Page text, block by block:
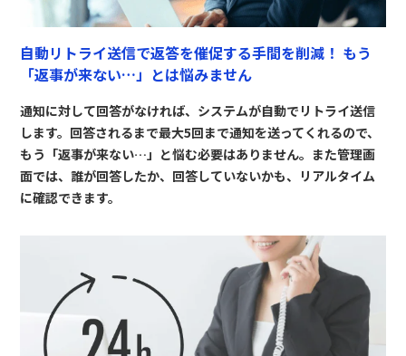
自動リトライ送信で返答を催促する手間を削減！ もう
「返事が来ない…」とは悩みません
通知に対して回答がなければ、システムが自動でリトライ送信
します。回答されるまで最大5回まで通知を送ってくれるので、
もう「返事が来ない…」と悩む必要はありません。また管理画
面では、誰が回答したか、回答していないかも、リアルタイム
に確認できます。